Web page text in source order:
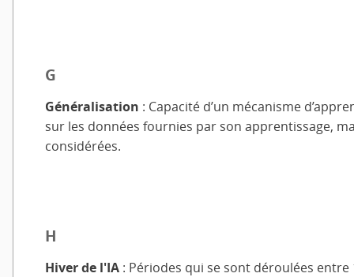
G
Généralisation : Capacité d’un mécanisme
sur les données fournies par son apprentissage,
considérées.
H
Hiver de l'IA: Périodes qui se sont déroulées entre